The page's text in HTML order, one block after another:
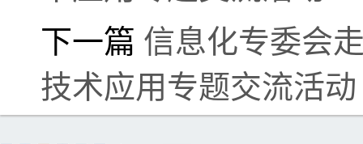
下一篇 信息化专委会
技术应用专题交流活动